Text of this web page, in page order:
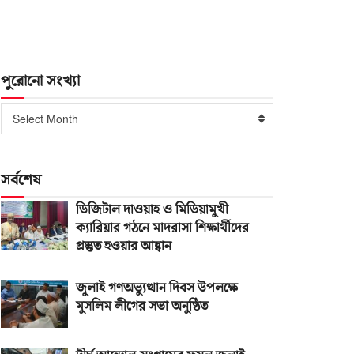
পুরোনো সংখ্যা
পুরোনো
সংখ্যা
Select Month
সর্বশেষ
ডিজিটাল দাওয়াহ ও মিডিয়ামুখী
ক্যারিয়ার গঠনে মাদরাসা শিক্ষার্থীদের
প্রস্তুত হওয়ার আহ্বান
জুলাই গণঅভ্যুত্থান দিবস উপলক্ষে
মুসলিম লীগের সভা অনুষ্ঠিত